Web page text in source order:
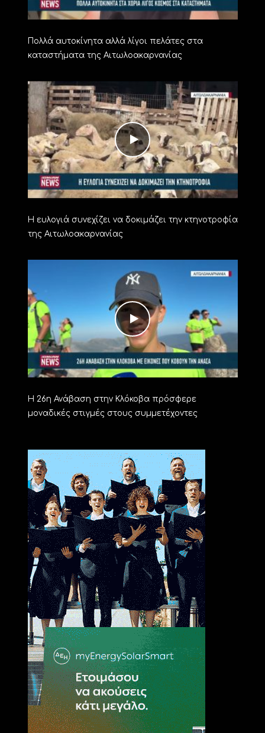
Πολλά αυτοκίνητα αλλά λίγοι πελάτες στα
καταστήματα της Αιτωλοακαρνανίας
Η ευλογιά συνεχίζει να δοκιμάζει την κτηνοτροφία
της Αιτωλοακαρνανίας
Η 26η Ανάβαση στην Κλόκοβα πρόσφερε
μοναδικές στιγμές στους συμμετέχοντες